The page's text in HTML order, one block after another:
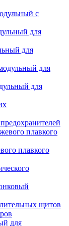
с
для
для
плавкого
щитов